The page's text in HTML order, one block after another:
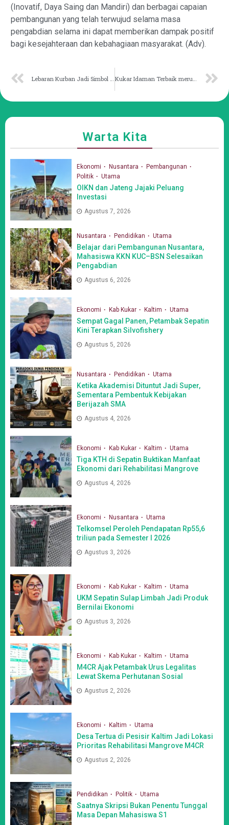
(Inovatif, Daya Saing dan Mandiri) dan berbagai capaian
pembangunan yang telah terwujud selama masa
pengabdian selama ini dapat memberikan dampak positif
bagi kesejahteraan dan kebahagiaan masyarakat. (Adv).
Lebaran Kurban Jadi Simbol Berbagi Kepada Sesama Kukar Idaman Terbaik merupakan Penyempurnaan Program Kukar Idaman
Warta Kita
Ekonomi Nusantara
Pembangunan
Politik
Utama
OIKN dan Jateng Jajaki Peluang
Investasi
Agustus 7, 2026
Nusantara Pendidikan Utama
Belajar dari Pembangunan Nusantara,
Mahasiswa KKN KUC–BSN Selesaikan
Pengabdian
Agustus 6, 2026
Ekonomi Kab Kukar Kaltim Utama
Sempat Gagal Panen, Petambak Sepatin
Kini Terapkan Silvofishery
Agustus 5, 2026
Nusantara Pendidikan Utama
Ketika Akademisi Dituntut Jadi Super,
Sementara Pembentuk Kebijakan
Berijazah SMA
Agustus 4, 2026
Ekonomi Kab Kukar Kaltim Utama
Tiga KTH di Sepatin Buktikan Manfaat
Ekonomi dari Rehabilitasi Mangrove
Agustus 4, 2026
Ekonomi Nusantara Utama
Telkomsel Peroleh Pendapatan Rp55,6
triliun pada Semester I 2026
Agustus 3, 2026
Ekonomi Kab Kukar Kaltim Utama
UKM Sepatin Sulap Limbah Jadi Produk
Bernilai Ekonomi
Agustus 3, 2026
Ekonomi Kab Kukar Kaltim Utama
M4CR Ajak Petambak Urus Legalitas
Lewat Skema Perhutanan Sosial
Agustus 2, 2026
Ekonomi Kaltim Utama
Desa Tertua di Pesisir Kaltim Jadi Lokasi
Prioritas Rehabilitasi Mangrove M4CR
Agustus 2, 2026
Pendidikan Politik Utama
Saatnya Skripsi Bukan Penentu Tunggal
Masa Depan Mahasiswa S1